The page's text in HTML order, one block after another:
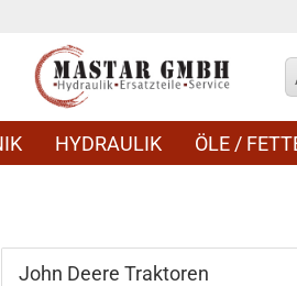
HYDRAULIK ÖLE /
John Deere Traktoren